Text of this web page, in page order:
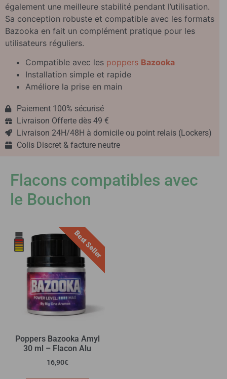
également une meilleure stabilité pendant l’utilisation.
Sa conception robuste et compatible avec les formats
Bazooka en fait un complément pratique pour les
utilisateurs réguliers.
Compatible avec les poppers Bazooka
Installation simple et rapide
Améliore la prise en main
Paiement 100% sécurisé
Livraison Offerte dès 49 €
Livraison 24H/48H à domicile ou point relais (Lockers)
Colis Discret & facture neutre
Flacons compatibles avec
le Bouchon
Best Seller
Poppers Bazooka Amyl
30 ml – Flacon Alu
16,90€